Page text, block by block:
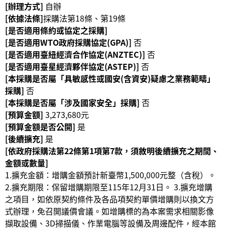
務
性
別
平
等
專
區
友
善
措
施
服
務
服
務
信
[辦理方式] 自辦
[依據法條]採購法第18條、第19條
[是否適用條約或協定之採購]
[是否適用WTO政府採購協定(GPA)] 否
[是否適用臺紐經濟合作協定(ANZTEC)] 否
[是否適用臺星經濟夥伴協定(ASTEP)] 否
[本採購是否屬「具敏感性或國安(含資安)疑慮之業務範疇」
採購] 否
[本採購是否屬「涉及國家安全」採購] 否
[預算金額] 3,273,680元
[預算金額是否公開] 是
[後續擴充] 是
[依政府採購法第22條第1項第7款，須敘明後續擴充之期間、
金額或數量]
1.擴充金額：增購金額預計新臺幣1,500,000元整（含稅）。
2.擴充期限：保留增購期限至115年12月31日。 3.擴充增購
之項目，如依原契約條件及各品項契約單價增購則以換文方
式辦理，免召開議價會議。如增購標的為本案需求相關影像
擷取設備、3D掃描儀、作業電腦等設備及周邊配件，經本館